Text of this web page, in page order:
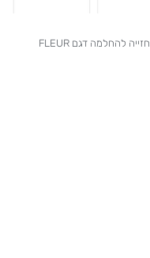
חזייה להחלמה דגם FLEUR